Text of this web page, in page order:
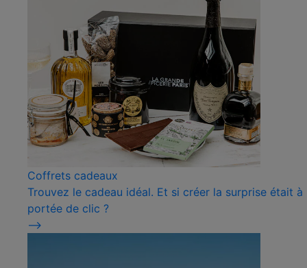
Coffrets cadeaux
Trouvez le cadeau idéal. Et si créer la surprise était à
portée de clic ?
⟶